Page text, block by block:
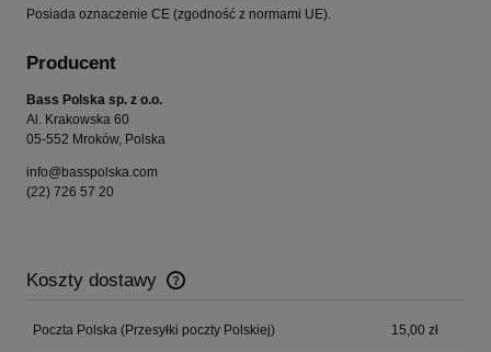
Posiada oznaczenie CE (zgodność z normami UE).
Producent
Bass Polska sp. z o.o.
Al. Krakowska 60
05-552 Mroków, Polska
info@basspolska.com
(22) 726 57 20
Koszty dostawy
Cena nie zawiera ewentualnych kosztów płatności
Poczta Polska (Przesyłki poczty Polskiej) 15,00 zł